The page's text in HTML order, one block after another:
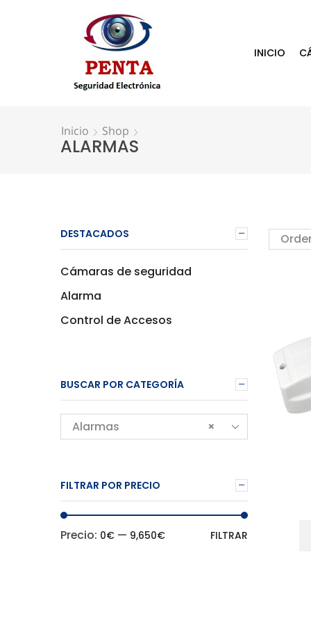
INICIO
Inicio Shop
ALARMAS
DESTACADOS
Cámaras de seguridad
Alarma
Control de Accesos
BUSCAR POR CATEGORÍA
×
Alarmas
FILTRAR POR PRECIO
Precio
Precio
FILTRAR
Precio: 0€ — 9,650€